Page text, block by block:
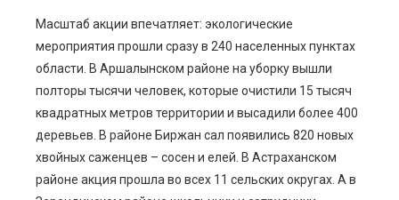
Масштаб акции впечатляет: экологические
мероприятия прошли сразу в 240 населенных пунктах
области. В Аршалынском районе на уборку вышли
полторы тысячи человек, которые очистили 15 тысяч
квадратных метров территории и высадили более 400
деревьев. В районе Биржан сал появились 820 новых
хвойных саженцев – сосен и елей. В Астраханском
районе акция прошла во всех 11 сельских округах. А в